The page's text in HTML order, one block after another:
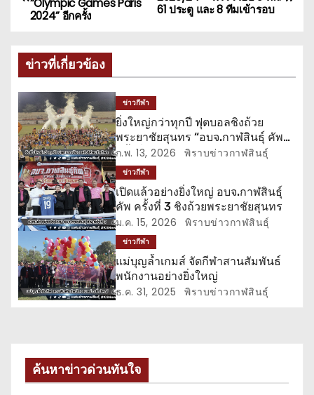
น
แ
น
ว
เ
รื่
อ
ง
61 ประตู และ 8 ทีมเข้ารอบ
“Olympic Games Paris
2024” อีกครั้ง
ข่าวที่เกี่ยวข้อง
ข่าวกีฬา
ยิ่งใหญ่กว่าทุกปี ฟุตบอลชิงถ้วย
พระยาชัยสุนทร “อบจ.กาฬสินธุ์ คัพ
ครั้งที่ 3”
ก.พ. 13, 2026 พิราบข่าวกาฬสินธุ์
ข่าวกีฬา
เปิดแล้วอย่างยิ่งใหญ่ อบจ.กาฬสินธุ์
คัพ ครั้งที่ 3 ชิงถ้วยพระยาชัยสุนทร
ม.ค. 15, 2026 พิราบข่าวกาฬสินธุ์
ข่าวกีฬา
แม่บุญล้ำเกมส์ จัดกีฬาสานสัมพันธ์
พนักงานอย่างยิ่งใหญ่
ธ.ค. 31, 2025 พิราบข่าวกาฬสินธุ์
ค้นหาข่าวด่วนทันใจ